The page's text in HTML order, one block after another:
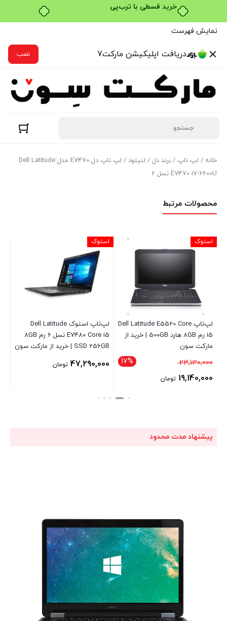
خرید قسطی با ترب‌پی
نمایش فهرست
دریافت اپلیکیشن مارکت7 نصب
خانه / لپ تاپ / برند دل / لتیتود
/ لپ تاپ دل E7470 مدل Dell Latitude
E7470 i7-6600U نسل 6
محصولات مرتبط
لپ‌تاپ Dell Latitude E5520 Core
i5 رم 8GB هارد 500GB | خرید از
مارکت سون
17% 23,130,000قیمت
اصلی 19,140,000 تومان
است.
استوک
لپ‌تاپ استوک Dell Latitude
E7480 Core i5 نسل 6 رم 8GB
SSD 256GB | خرید از مارکت سون
47,290,000 تومان
استوک
پیشنهاد مدت محدود